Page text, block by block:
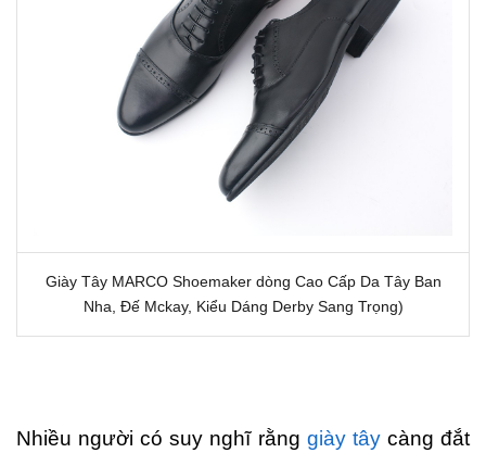
Giày Tây MARCO Shoemaker dòng Cao Cấp Da Tây Ban
Nha, Đế Mckay, Kiểu Dáng Derby Sang Trọng)
Nhiều người có suy nghĩ rằng giày tâycàng đắt